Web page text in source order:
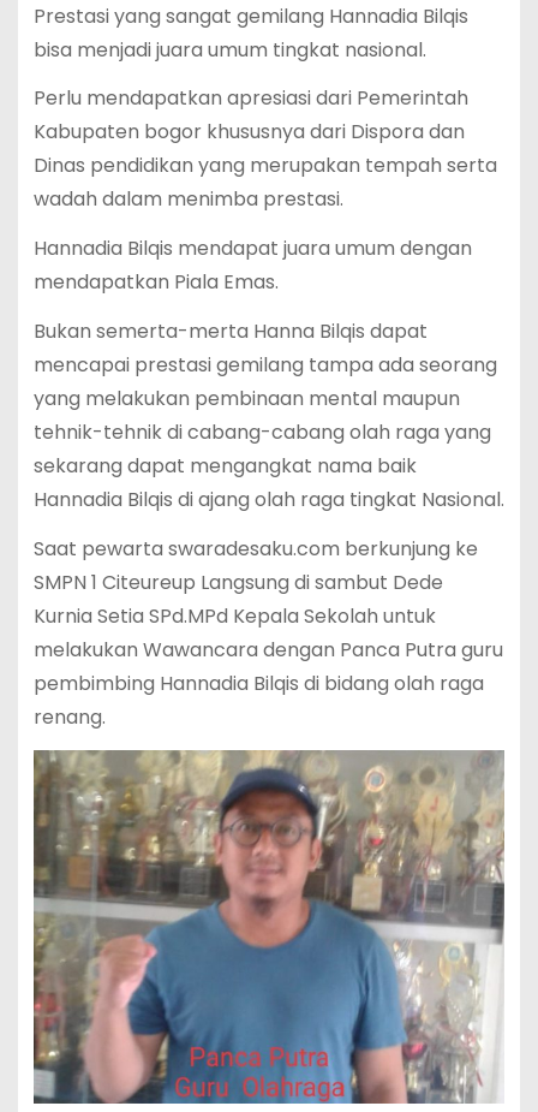
Prestasi yang sangat gemilang Hannadia Bilqis
bisa menjadi juara umum tingkat nasional.
Perlu mendapatkan apresiasi dari Pemerintah
Kabupaten bogor khususnya dari Dispora dan
Dinas pendidikan yang merupakan tempah serta
wadah dalam menimba prestasi.
Hannadia Bilqis mendapat juara umum dengan
mendapatkan Piala Emas.
Bukan semerta-merta Hanna Bilqis dapat
mencapai prestasi gemilang tampa ada seorang
yang melakukan pembinaan mental maupun
tehnik-tehnik di cabang-cabang olah raga yang
sekarang dapat mengangkat nama baik
Hannadia Bilqis di ajang olah raga tingkat Nasional.
Saat pewarta swaradesaku.com berkunjung ke
SMPN 1 Citeureup Langsung di sambut Dede
Kurnia Setia SPd.MPd Kepala Sekolah untuk
melakukan Wawancara dengan Panca Putra guru
pembimbing Hannadia Bilqis di bidang olah raga
renang.